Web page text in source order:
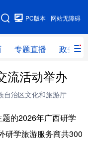
网站无障碍
PC版本
专题直播 政务信
直播 政务信息
流活动举办
自治区文化和旅游厅
的2026年广西研学
研学旅游服务商共300